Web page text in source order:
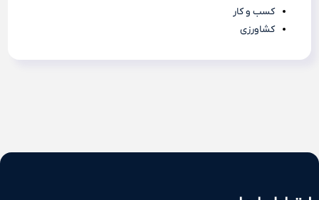
کسب و کار
کشاورزی